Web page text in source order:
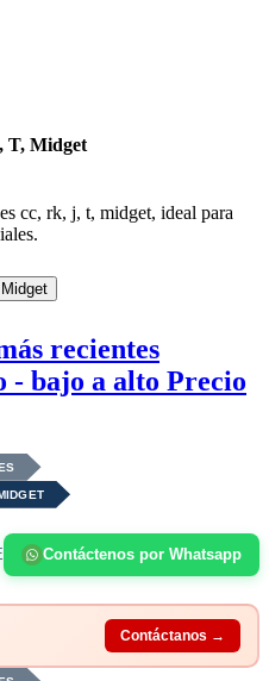
T, Midget
cc, rk, j, t, midget, ideal para
recientes
- bajo a alto Precio
Contáctenos por Whatsapp
Contáctanos →